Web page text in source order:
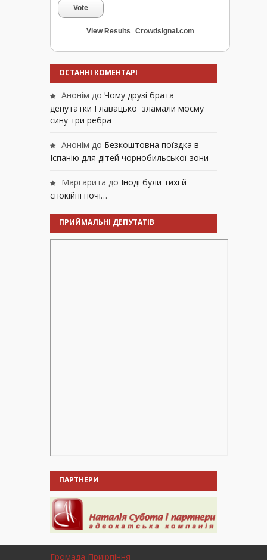
Vote
View Results Crowdsignal.com
ОСТАННІ КОМЕНТАРІ
Анонім до Чому друзі брата
депутатки Главацької зламали моєму
сину три ребра
Анонім до Безкоштовна поїздка в
Іспанію для дітей чорнобильської зони
Маргарита до Іноді були тихі й
спокійні ночі…
ПРИЙМАЛЬНІ ДЕПУТАТІВ
ПАРТНЕРИ
Громада Приірпіння